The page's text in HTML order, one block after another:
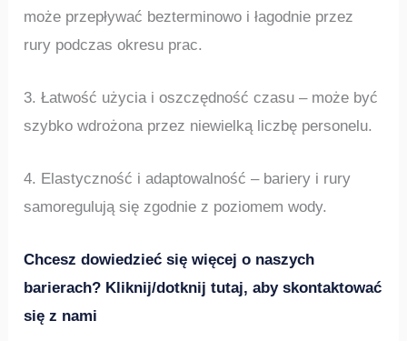
może przepływać bezterminowo i łagodnie przez
rury podczas okresu prac.
3. Łatwość użycia i oszczędność czasu – może być
szybko wdrożona przez niewielką liczbę personelu.
4. Elastyczność i adaptowalność – bariery i rury
samoregulują się zgodnie z poziomem wody.
Chcesz dowiedzieć się więcej o naszych
barierach? Kliknij/dotknij tutaj, aby skontaktować
się z nami